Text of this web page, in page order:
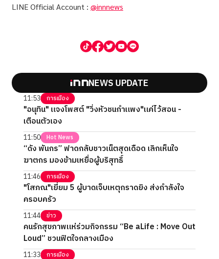
LINE Official Account : @innnews
NEWS UPDATE
11:53 การเมือง
"อนุทิน" แจงโพสต์ "วิ่งหัวชนกำแพง"แค่ไว้สอน -
เตือนตัวเอง
11:50 Hot News
“ดัง พันกร” ฟาดกลับชาวเน็ตสุดเดือด เลิกเห็นใจ
ฆาตกร มองข้ามเหยื่อผู้บริสุทธิ์
11:46 การเมือง
"โสภณ"เยี่ยม 5 ผู้บาดเจ็บเหตุกราดยิง ส่งกำลังใจ
ครอบครัว
11:44 ข่าว
คนรักสุขภาพแห่ร่วมกิจกรรม “Be aLife : Move Out
Loud” ชวนฟิตใจกลางเมือง
11:33 การเมือง